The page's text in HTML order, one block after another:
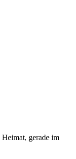
gerade im